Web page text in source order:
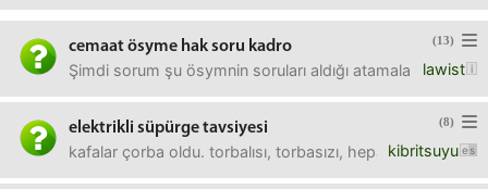
(13)
cemaat ösyme hak soru kadro
lawist
Şimdi sorum şu ösymnin soruları aldığı atamaların hep
(8)
elektrikli süpürge tavsiyesi
kibritsuyu
kafalar çorba oldu. torbalısı, torbasızı, hepa filtrelisi, su